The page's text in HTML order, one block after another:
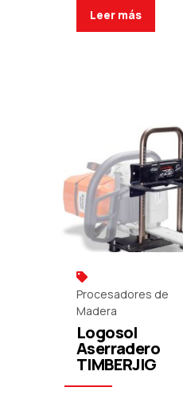
Leer más
Procesadores de
Madera
Logosol
Aserradero
TIMBERJIG